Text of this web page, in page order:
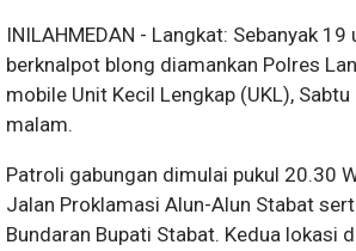
INILAHMEDAN - Langkat: Sebanyak
berknalpot blong diamankan Polres
mobile Unit Kecil Lengkap (UKL),
malam.
Patroli gabungan dimulai pukul 20.30
Jalan Proklamasi Alun-Alun Stabat
Bundaran Bupati Stabat. Kedua lokasi